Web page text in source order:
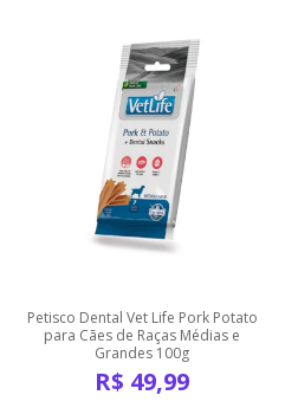
Petisco Dental Vet Life Pork Potato
para Cães de Raças Médias e
Grandes 100g
R$ 49,99